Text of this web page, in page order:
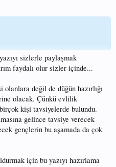
sizlerle paylaşmak
faydalı olur sizler içinde...
değil de düğün hazırlığı
olacak. Çünkü evlilik
kişi tavsiyelerde bulundu.
gelince tavsiye verecek
gençlerin bu aşamada da çok
için bu yazıyı hazırlama